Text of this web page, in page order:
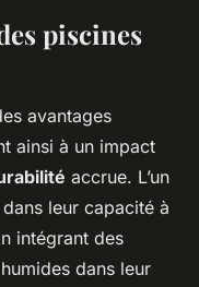
piscines
avantages
ainsi à un impact
accrue. L’un
leur capacité à
intégrant des
dans leur